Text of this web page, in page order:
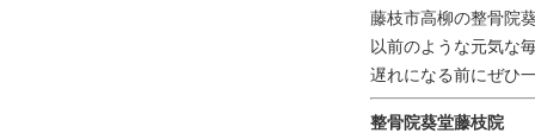
藤枝市高柳の整骨院
以前のような元気な
遅れになる前にぜひ
整骨院葵堂藤枝院